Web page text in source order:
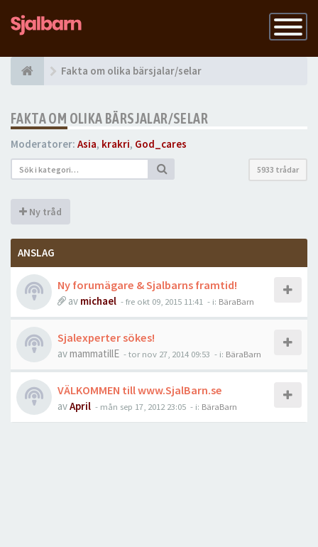
Slå
på
Fakta om olika bärsjalar/selar
FAKTA OM OLIKA BÄRSJALAR/SELAR
Moderatorer: Asia, krakri, God_cares
5933 trådar
Ny tråd
ANSLAG
Ny forumägare & Sjalbarns framtid!
av michael -fre okt 09, 2015 11:41 - i: BäraBarn
Sjalexperter sökes!
avmammatillE -tor nov 27, 2014 09:53 - i: BäraBarn
VÄLKOMMEN till www.SjalBarn.se
avApril - mån sep 17, 2012 23:05 - i: BäraBarn